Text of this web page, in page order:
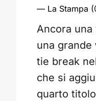
— La Stampa
Ancora
una grande
tie break
che si
quarto